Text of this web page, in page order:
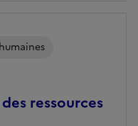
ressources